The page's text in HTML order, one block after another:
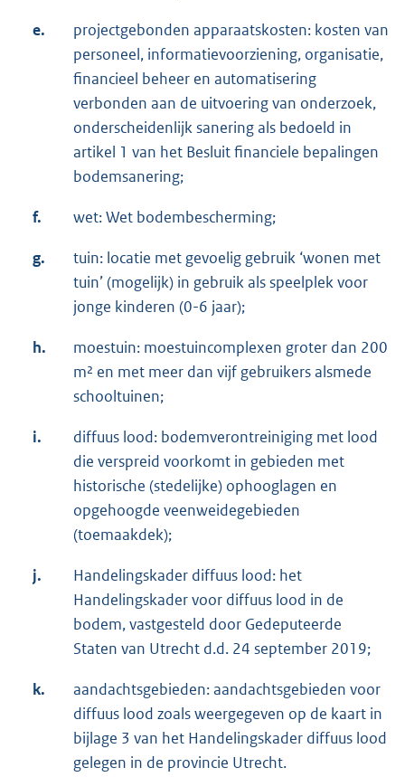
e.
projectgebonden apparaatskosten: kosten van
personeel, informatievoorziening, organisatie,
financieel beheer en automatisering
verbonden aan de uitvoering van onderzoek,
onderscheidenlijk sanering als bedoeld in
artikel 1 van het Besluit financiele bepalingen
bodemsanering;
f. wet: Wet bodembescherming;
g.
tuin: locatie met gevoelig gebruik ‘wonen met
tuin’ (mogelijk) in gebruik als speelplek voor
jonge kinderen (0-6 jaar);
h.
moestuin: moestuincomplexen groter dan 200
m² en met meer dan vijf gebruikers alsmede
schooltuinen;
i.
diffuus lood: bodemverontreiniging met lood
die verspreid voorkomt in gebieden met
historische (stedelijke) ophooglagen en
opgehoogde veenweidegebieden
(toemaakdek);
j.
Handelingskader diffuus lood: het
Handelingskader voor diffuus lood in de
bodem, vastgesteld door Gedeputeerde
Staten van Utrecht d.d. 24 september 2019;
k.
aandachtsgebieden: aandachtsgebieden voor
diffuus lood zoals weergegeven op de kaart in
bijlage 3 van het Handelingskader diffuus lood
gelegen in de provincie Utrecht.